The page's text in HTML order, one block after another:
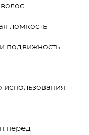
ломкость
подвижность
использования
перед